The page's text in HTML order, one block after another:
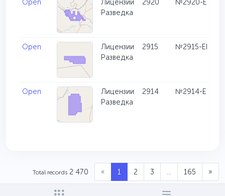
Open
Лицензии
Разведка
2920 №2920-EL
Open
Лицензии
Разведка
2915 №2915-EL
Open
Лицензии
Разведка
2914 №2914-EL
Total records 2 470 « 1 2 3 ... 165 »